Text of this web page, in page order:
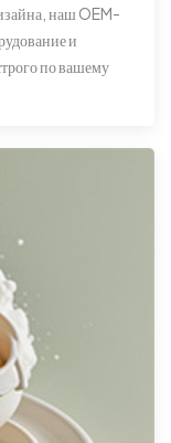
наш OEM-
и
по вашему